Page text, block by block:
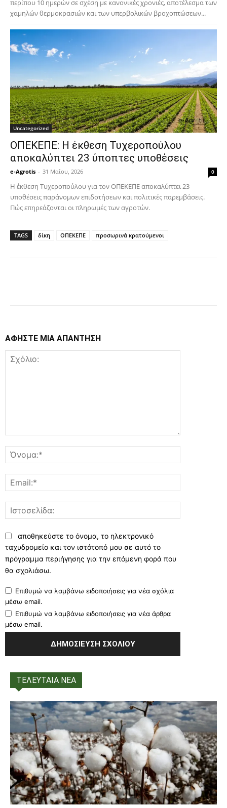
περίπου 10 ημερών σε σχέση με κανονικές χρονιές, αποτέλεσμα των
χαμηλών θερμοκρασιών και των υπερβολικών βροχοπτώσεων...
Uncategorized
ΟΠΕΚΕΠΕ: Η έκθεση Τυχεροπούλου
αποκαλύπτει 23 ύποπτες υποθέσεις
e-Agrotis - 31 Μαΐου, 2026 0
Η έκθεση Τυχεροπούλου για τον ΟΠΕΚΕΠΕ αποκαλύπτει 23
υποθέσεις παράνομων επιδοτήσεων και πολιτικές παρεμβάσεις.
Πώς επηρεάζονται οι πληρωμές των αγροτών.
TAGS δίκη ΟΠΕΚΕΠΕ προσωρινά κρατούμενοι
ΑΦΗΣΤΕ ΜΙΑ ΑΠΑΝΤΗΣΗ
αποθηκεύστε το όνομα, το ηλεκτρονικό
ταχυδρομείο και τον ιστότοπό μου σε αυτό το
πρόγραμμα περιήγησης για την επόμενη φορά που
θα σχολιάσω.
Επιθυμώ να λαμβάνω ειδοποιήσεις για νέα σχόλια
μέσω email.
Επιθυμώ να λαμβάνω ειδοποιήσεις για νέα άρθρα
μέσω email.
ΤΕΛΕΥΤΑΙΑ ΝΕΑ